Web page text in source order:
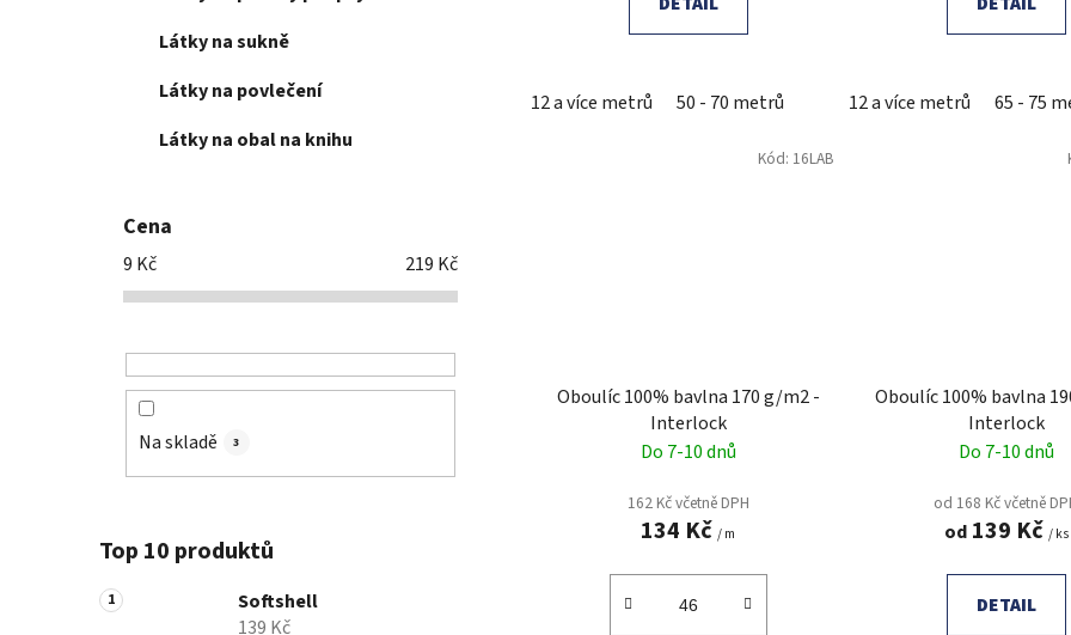
Látky na sukně
Látky na povlečení
Látky na obal na knihu
Cena
9 Kč 219 Kč
Na skladě 3
Top 10 produktů
Softshell
139 Kč
12 a více metrů 50 - 70 metrů 12 a více metrů 65 - 75
Oboulíc 100% bavlna 170 g/m2 -
Interlock
Do 7-10 dnů
162 Kč včetně DPH
134 Kč/ m
Kód: 16LAB
Oboulíc 100% bavlna
Interlock
Do 7-10 dnů
od 168 Kč včetně
od139 Kč / ks
DETAIL